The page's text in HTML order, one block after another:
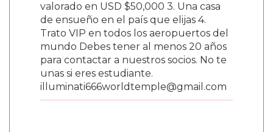
valorado en USD $50,000 3. Una casa
de ensueño en el país que elijas 4.
Trato VIP en todos los aeropuertos del
mundo Debes tener al menos 20 años
para contactar a nuestros socios. No te
unas si eres estudiante.
illuminati666worldtemple@gmail.com